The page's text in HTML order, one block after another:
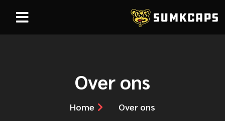
Over ons
Home Over ons